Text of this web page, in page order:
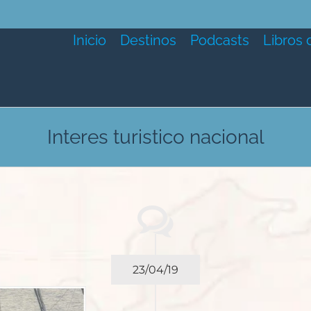
Inicio Destinos Podcasts Libros
Interes turistico nacional
23/04/19